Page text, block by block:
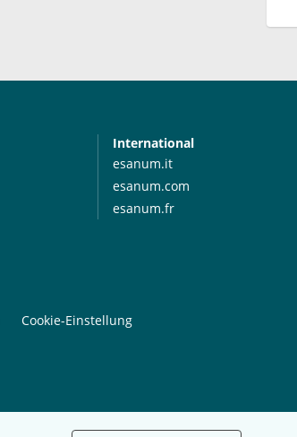
International
esanum.it
esanum.com
esanum.fr
Cookie-Einstellung